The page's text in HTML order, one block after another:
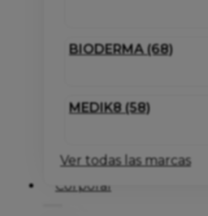
BIODERMA (68)
MEDIK8 (58)
Ver todas las marcas
Corporal